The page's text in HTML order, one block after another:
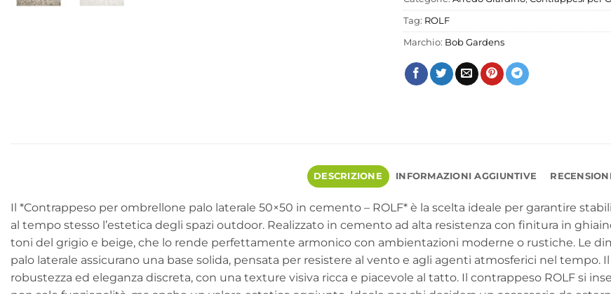
Tag: ROLF
Marchio: Bob Gardens
DESCRIZIONE INFORMAZIONI AGGIUNTIVE
Il *Contrappeso per ombrellone palo laterale 50×50 in cemento – ROLF* è la scelta ideale per garantire
al tempo stesso l’estetica degli spazi outdoor. Realizzato in cemento ad alta resistenza con finitura in
toni del grigio e beige, che lo rende perfettamente armonico con ambientazioni moderne o rustiche. Le
palo laterale assicurano una base solida, pensata per resistere al vento e agli agenti atmosferici nel
robustezza ed eleganza discreta, con una texture visiva ricca e piacevole al tatto. Il contrappeso ROLF si